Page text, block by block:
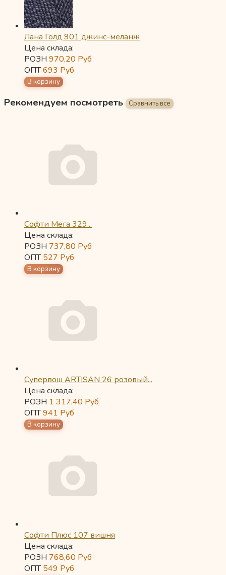
Лана Голд 901 джинс-меланж
Цена склада:
РОЗН 970,20 Руб
ОПТ693 Руб
Рекомендуем посмотреть
Софти Мега 329...
Цена склада:
РОЗН 737,80 Руб
ОПТ527 Руб
Супервош ARTISAN 26 розовый...
Цена склада:
РОЗН 1 317,40 Руб
ОПТ941 Руб
Софти Плюс 107 вишня
Цена склада:
РОЗН 768,60 Руб
ОПТ549 Руб